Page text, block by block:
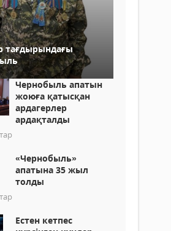
тағдырындағы
Чернобыль апатын
жоюға қатысқан
ардагерлер
ардақталды
«Чернобыль»
апатына 35 жыл
толды
Естен кетпес